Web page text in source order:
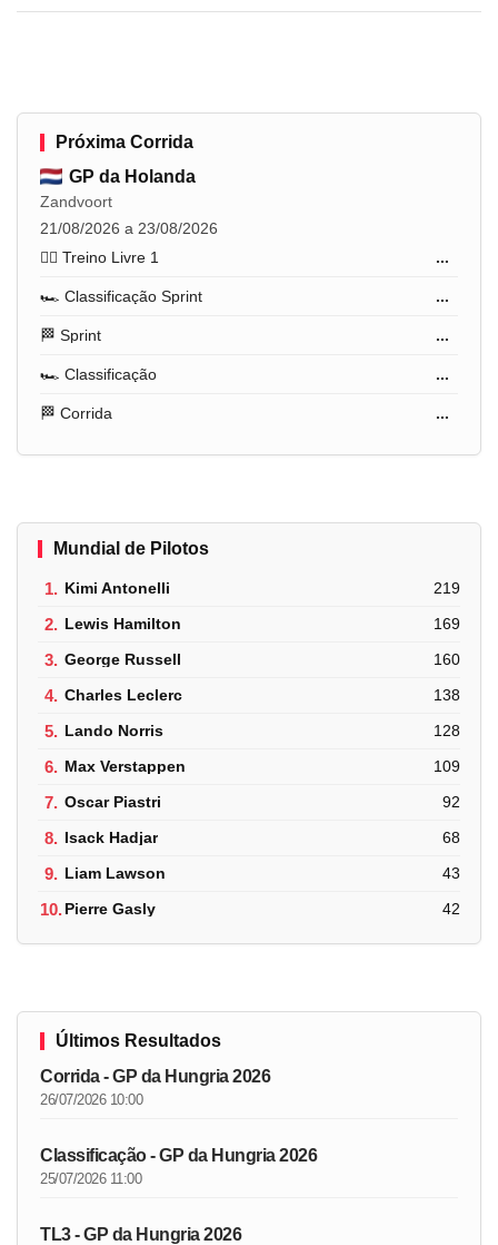
Próxima Corrida
GP da Holanda
Zandvoort
21/08/2026 a 23/08/2026
🏋️‍♂️ Treino Livre 1
...
🏎️ Classificação Sprint ...
🏁 Sprint ...
🏎️ Classificação ...
🏁 Corrida ...
Mundial de Pilotos
1. Kimi Antonelli 219
2. Lewis Hamilton 169
3. George Russell 160
4. Charles Leclerc 138
5. Lando Norris 128
6. Max Verstappen 109
7. Oscar Piastri 92
8. Isack Hadjar 68
9. Liam Lawson 43
10.Pierre Gasly 42
Últimos Resultados
Corrida - GP da Hungria 2026
26/07/2026 10:00
Classificação - GP da Hungria 2026
25/07/2026 11:00
TL3 - GP da Hungria 2026